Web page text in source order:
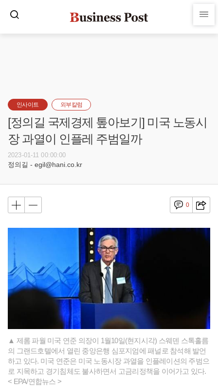
인사이트 외부칼럼
[정의길 국제경제 톺아보기] 미국 노동시
장 과열이 인플레 주범일까
2023-01-11 00:00:00
정의길 - egil@hani.co.kr
0
▲ 제롬 파월 미국 연준 의장이 1월10일(현지시각) 스웨덴 스톡홀름
의 그랜드호텔에서 열린 중앙은행 심포지엄에 패널로 참석해 발언
하고 있다. 미국 연준은 미국 노동시장 과열을 인플레이션의 주범으
로 지목하고 경기침체도 불사하면서 고금리정책을 이어가고 있다.
< EPA/연합뉴스 >